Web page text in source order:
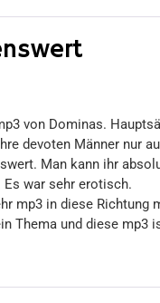
von Dominas.
devoten Männer nur
Man kann ihr
war sehr erotisch.
mp3 in diese
Thema und diese mp3